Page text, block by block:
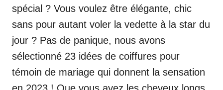
spécial ? Vous voulez être élégante, chic
sans pour autant voler la vedette à la star du
jour ? Pas de panique, nous avons
sélectionné 23 idées de coiffures pour
témoin de mariage qui donnent la sensation